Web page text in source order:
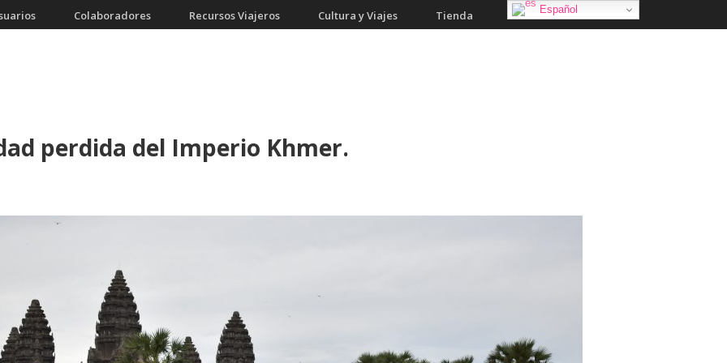
Colaboradores Recursos Viajeros Cultura y Viajes Tienda Galería
perdida del Imperio Khmer.
Español